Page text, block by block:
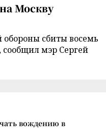
Москву
сбиты восемь
мэр Сергей
вождению в